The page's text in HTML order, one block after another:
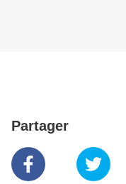
Partager